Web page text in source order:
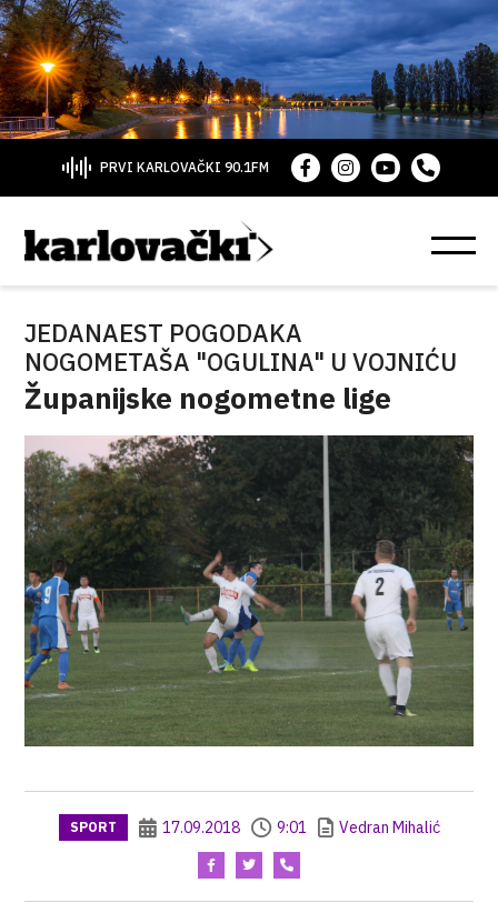
PRVI KARLOVAČKI 90.1FM
JEDANAEST POGODAKA
NOGOMETAŠA "OGULINA" U VOJNIĆU
Županijske nogometne lige
SPORT 17.09.2018 9:01 Vedran Mihalić